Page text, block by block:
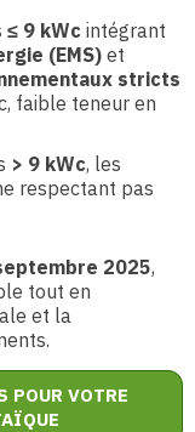
≤ 9 kWc intégrant
(EMS)et
stricts
faible teneur en
> 9 kWc, les
respectant pas
2025,
tout en
et la
POUR VOTRE